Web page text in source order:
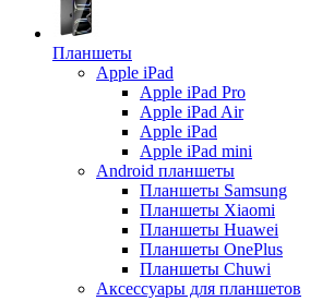
Планшеты
Apple iPad
Apple iPad Pro
Apple iPad Air
Apple iPad
Apple iPad mini
Android планшеты
Планшеты Samsung
Планшеты Xiaomi
Планшеты Huawei
Планшеты OnePlus
Планшеты Chuwi
Аксессуары для планшетов